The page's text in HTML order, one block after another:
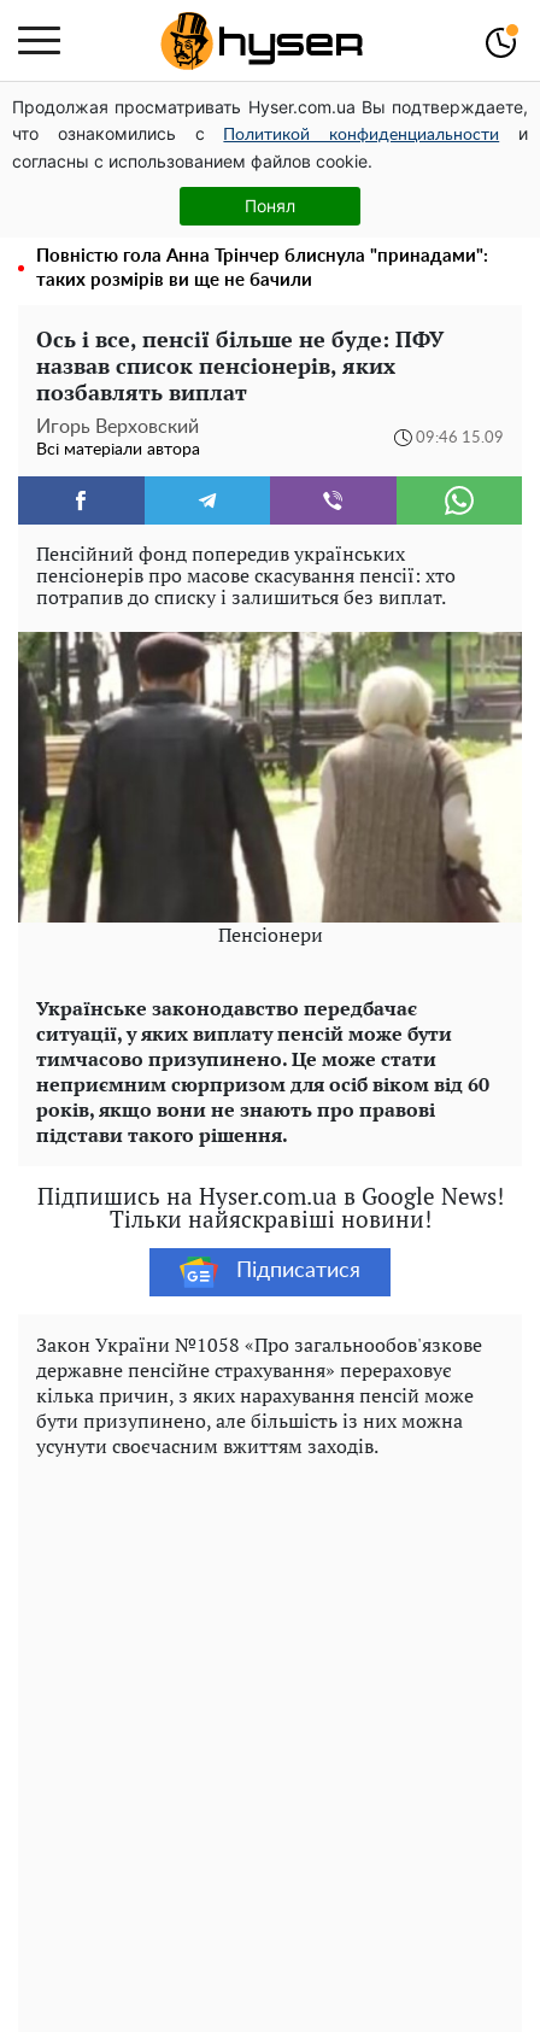
Продолжая просматривать Hyser.com.ua Вы подтверждаете,
что ознакомились с
Политикой конфиденциальности
и
согласны с использованием файлов cookie.
Понял
Українська авіатранспортна асоціація звернулася до
Мінфіну із закликом уніфікувати оподаткування
авіалізингу
Гола Олена Тополя у цікавих позах змусила відвисати
щелепи: злив відео – було лише початком
Повністю гола Анна Трінчер блиснула "принадами":
таких розмірів ви ще не бачили
Ось і все, пенсії більше не буде: ПФУ
назвав список пенсіонерів, яких
позбавлять виплат
Игорь Верховский
Всі матеріали автора
09:46 15.09
Пенсійний фонд попередив українських
пенсіонерів про масове скасування пенсії: хто
потрапив до списку і залишиться без виплат.
Пенсіонери
Українське законодавство передбачає
ситуації, у яких виплату пенсій може бути
тимчасово призупинено. Це може стати
неприємним сюрпризом для осіб віком від 60
років, якщо вони не знають про правові
підстави такого рішення.
Підпишись на Hyser.com.ua в Google News!
Тільки найяскравіші новини!
Підписатися
Закон України №1058 «Про загальнообов'язкове
державне пенсійне страхування» перераховує
кілька причин, з яких нарахування пенсій може
бути призупинено, але більшість із них можна
усунути своєчасним вжиттям заходів.